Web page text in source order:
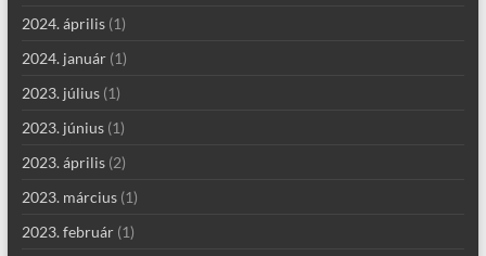
2024. április(1)
2024. január(1)
2023. július(1)
2023. június(1)
2023. április(2)
2023. március(1)
2023. február(1)